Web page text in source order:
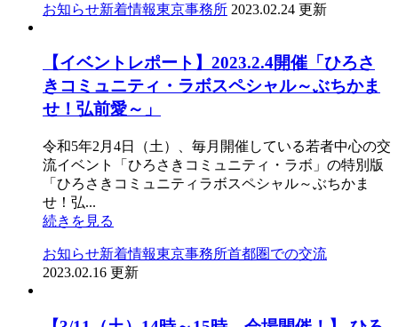
お知らせ新着情報東京事務所 2023.02.24 更新
【イベントレポート】2023.2.4開催「ひろさ
きコミュニティ・ラボスペシャル～ぶちかま
せ！弘前愛～」
令和5年2月4日（土）、毎月開催している若者中心の交
流イベント「ひろさきコミュニティ・ラボ」の特別版
「ひろさきコミュニティラボスペシャル～ぶちかま
せ！弘...
続きを見る
お知らせ新着情報東京事務所首都圏での交流
2023.02.16 更新